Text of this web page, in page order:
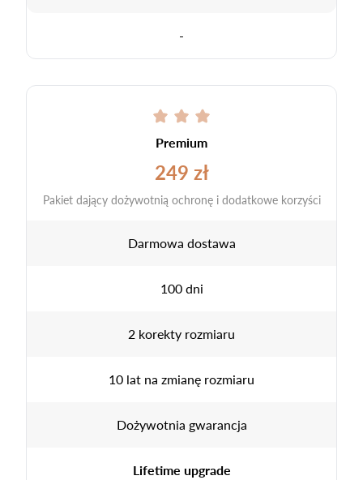
-
Premium
249 zł
Pakiet dający dożywotnią ochronę i dodatkowe korzyści
Darmowa dostawa
100 dni
2 korekty rozmiaru
10 lat na zmianę rozmiaru
Dożywotnia gwarancja
Lifetime upgrade